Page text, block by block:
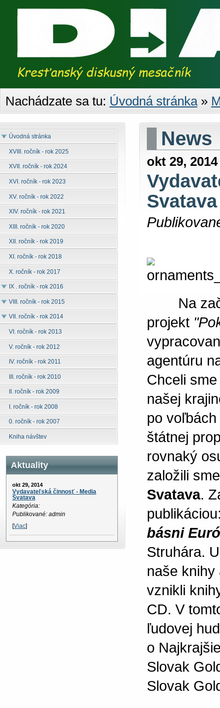
Nachádzate sa tu: Úvodná stránka »
Úvodná stránka
XVIII. ročník - rok 2025
XVII. ročník - rok 2024
XVI. ročník - rok 2023
XV. ročník - rok 2022
XIV. ročník - rok 2021
XIII. ročník - rok 2020
XII. ročník - rok 2019
XI. ročník - rok 2018
X. ročník - rok 2017
IX . ročník - rok 2016
VIII. ročník - rok 2015
VII. ročník - rok 2014
VI. ročník - rok 2013
V. ročník - rok 2012
IV. ročník - rok 2011
III. ročník - rok 2010
II. ročník - rok 2009
I. ročník - rok 2008
0. ročník - rok 2007
Kniha návštev
Aktuality
okt 29, 2014
Vydavateľská činnosť - Media
Svatava
Kategória:
Publikované: admin
[Viac]
News
okt 29, 2014
Svatava
Na
projekt
agentúru
Chceli
našej
po
štátnej
rovnaký
založili
Svatava.
básni
Struhára.
naše knihy
vznikli
CD. V
ľudovej
o
Slovak
Slovak